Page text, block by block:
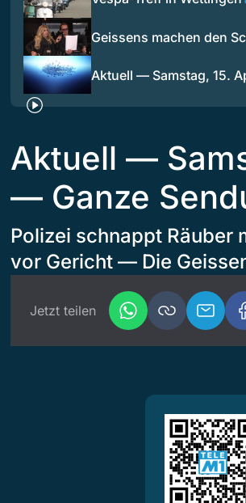
Geissens machen den
Aktuell — Samstag, 15.
Aktuell —
— Ganze
Polizei schnappt
vor Gericht — Die
Jetzt teilen